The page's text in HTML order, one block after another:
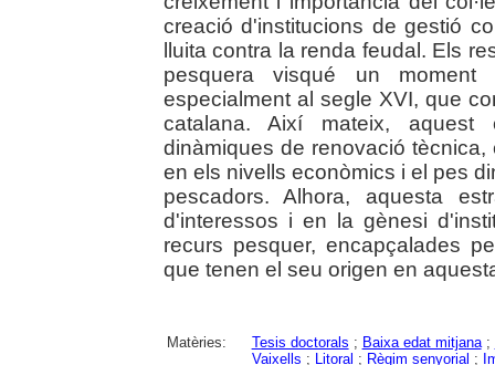
creació d'institucions de gestió
lluita contra la renda feudal. Els
pesquera visqué un
especialment al segle XVI, que
catalana. Així mateix, aquest
dinàmiques de renovació
en els nivells econòmics i el pes
pescadors. Alhora, aquesta
d'interessos i en la gènesi
recurs pesquer, encapçalades
que tenen el seu origen en
Matèries: Tesis doctorals ; Baixa edat mitjana;
Vaixells ; Litoral ; Règim senyorial ;